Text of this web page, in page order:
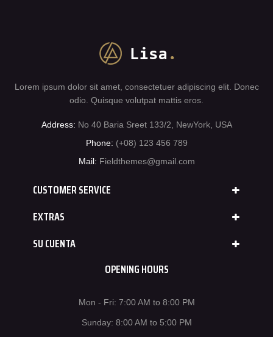
Lorem ipsum dolor sit amet, consectetuer adipiscing elit. Donec
odio. Quisque volutpat mattis eros.
Address: No 40 Baria Sreet 133/2, NewYork, USA
Phone: (+08) 123 456 789
Mail: Fieldthemes@gmail.com
CUSTOMER SERVICE
EXTRAS
SU CUENTA
OPENING HOURS
Mon - Fri: 7:00 AM to 8:00 PM
Sunday: 8:00 AM to 5:00 PM